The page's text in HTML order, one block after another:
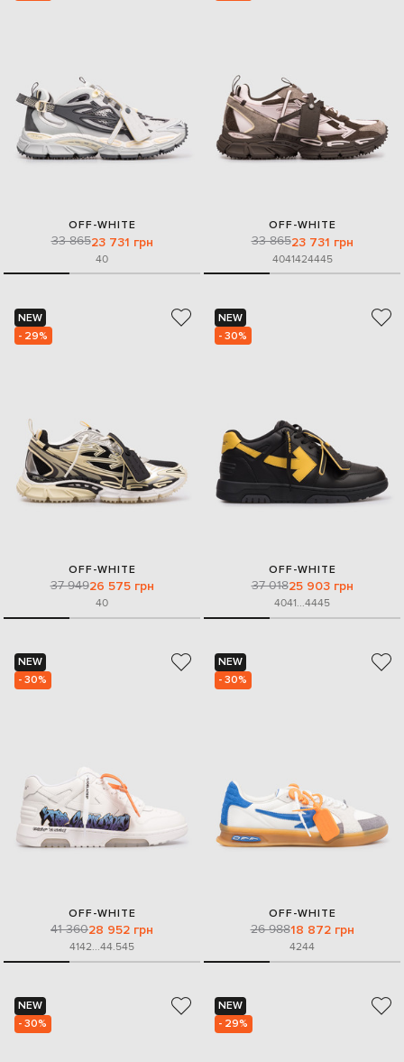
OFF-WHITE
33 86523 731 грн
40
OFF-WHITE
33 86523 731 грн
4041424445
NEW
- 29%
OFF-WHITE
37 94926 575 грн
40
NEW
- 30%
OFF-WHITE
37 01825 903 грн
4041...4445
NEW
- 30%
OFF-WHITE
41 36028 952 грн
4142...44.545
NEW
- 30%
OFF-WHITE
26 98818 872 грн
4244
NEW
- 30%
NEW
- 29%